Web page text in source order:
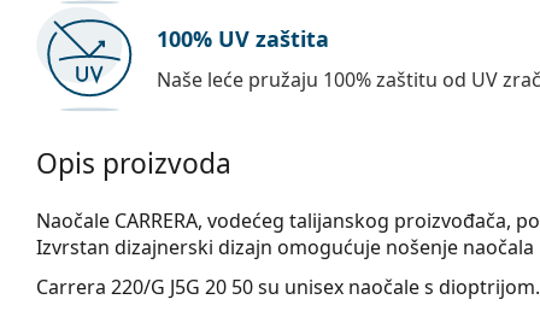
100% UV zaštita
Naše leće pružaju 100% zaštitu od UV
Opis proizvoda
Naočale CARRERA, vodećeg talijanskog proizvođača,
Izvrstan dizajnerski dizajn omogućuje nošenje
Carrera 220/G J5G 20 50su unisex naočale s dioptrijom.